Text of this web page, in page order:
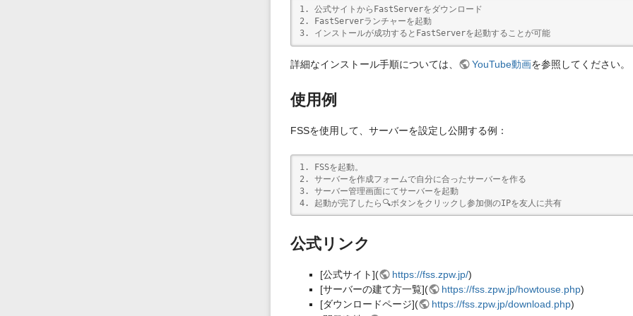
1. 公式サイトからFastServerをダウンロード
2. FastServerランチャーを起動
3. インストールが成功するとFastServerを起動することが可能
詳細なインストール手順については、 YouTube動画を参照してください。
使用例
FSSを使用して、サーバーを設定し公開する例：
1. FSSを起動。
2. サーバーを作成フォームで自分に合ったサーバーを作る
3. サーバー管理画面にてサーバーを起動
4. 起動が完了したら🔍ボタンをクリックし参加側のIPを友人に共有
公式リンク
[公式サイト]( https://fss.zpw.jp/)
[サーバーの建て方一覧](
https://fss.zpw.jp/howtouse.php)
[ダウンロードページ](
https://fss.zpw.jp/download.php)